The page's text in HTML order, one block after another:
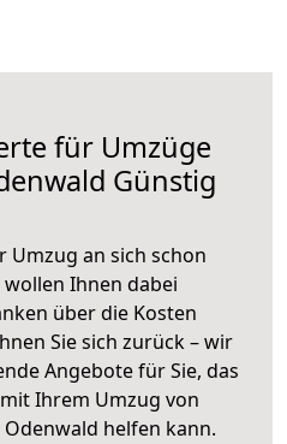
für Umzüge
Günstig
Umzug an sich schon
Ihnen dabei
über die Kosten
Sie sich zurück – wir
Angebote für Sie, das
mit Ihrem Umzug von
helfen kann.